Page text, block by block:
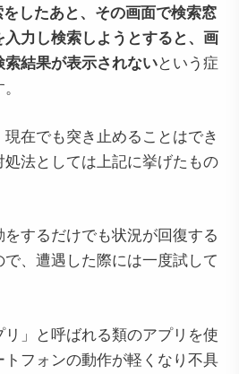
したあと、その画面で検索窓
力し検索しようとすると、画
結果が表示されないという症
在でも突き止めることはでき
法としては上記に挙げたもの
するだけでも状況が回復する
、遭遇した際には一度試して
」と呼ばれる類のアプリを使
フォンの動作が軽くなり不具